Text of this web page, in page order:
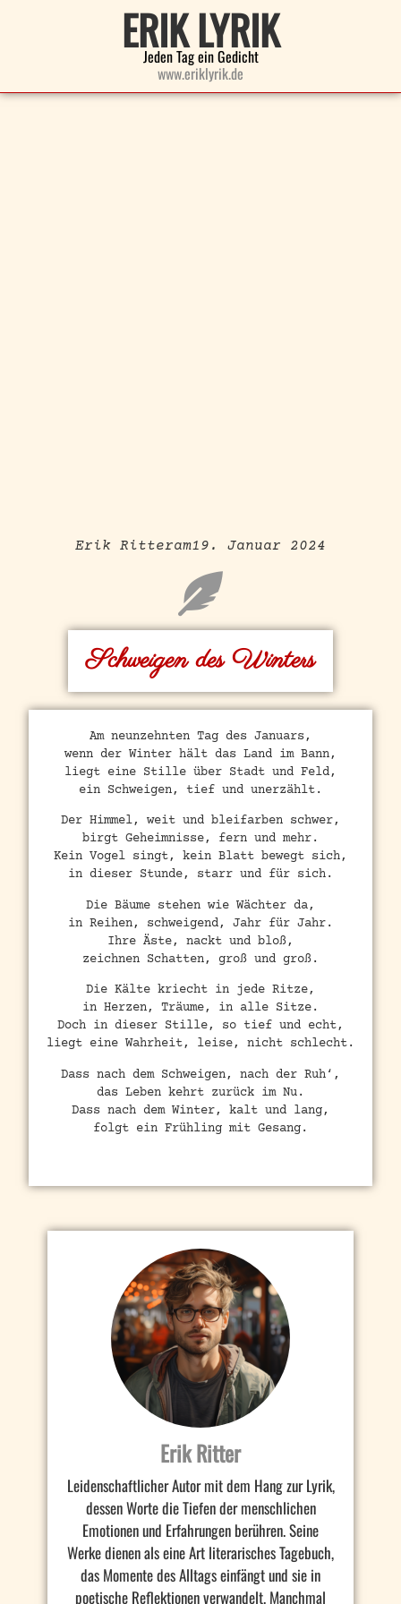
ERIK LYRIK
Jeden Tag ein Gedicht
www.eriklyrik.de
Erik Ritteram19. Januar 2024
Schweigen des Winters
Am neunzehnten Tag des Januars,
wenn der Winter hält das Land im Bann,
liegt eine Stille über Stadt und Feld,
ein Schweigen, tief und unerzählt.
Der Himmel, weit und bleifarben schwer,
birgt Geheimnisse, fern und mehr.
Kein Vogel singt, kein Blatt bewegt sich,
in dieser Stunde, starr und für sich.
Die Bäume stehen wie Wächter da,
in Reihen, schweigend, Jahr für Jahr.
Ihre Äste, nackt und bloß,
zeichnen Schatten, groß und groß.
Die Kälte kriecht in jede Ritze,
in Herzen, Träume, in alle Sitze.
Doch in dieser Stille, so tief und echt,
liegt eine Wahrheit, leise, nicht schlecht.
Dass nach dem Schweigen, nach der Ruh‘,
das Leben kehrt zurück im Nu.
Dass nach dem Winter, kalt und lang,
folgt ein Frühling mit Gesang.
Erik Ritter
Leidenschaftlicher Autor mit dem Hang zur Lyrik,
dessen Worte die Tiefen der menschlichen
Emotionen und Erfahrungen berühren. Seine
Werke dienen als eine Art literarisches Tagebuch,
das Momente des Alltags einfängt und sie in
poetische Reflektionen verwandelt. Manchmal